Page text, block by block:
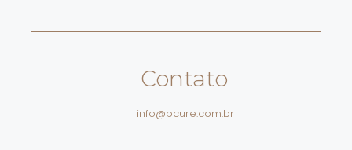
Contato
info@bcure.com.br